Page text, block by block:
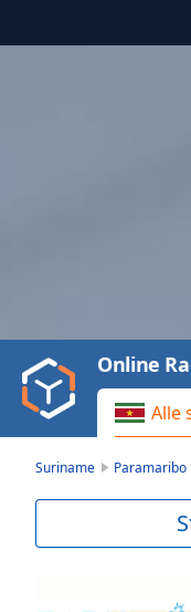
Video
Play
Backward
Skip
Current
Alle
Online
Suriname Paramaribo